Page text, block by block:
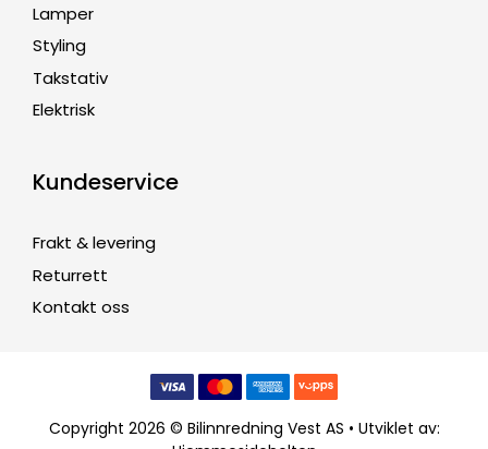
Lamper
Styling
Takstativ
Elektrisk
Kundeservice
Frakt & levering
Returrett
Kontakt oss
Copyright 2026 © Bilinnredning Vest AS • Utviklet av: